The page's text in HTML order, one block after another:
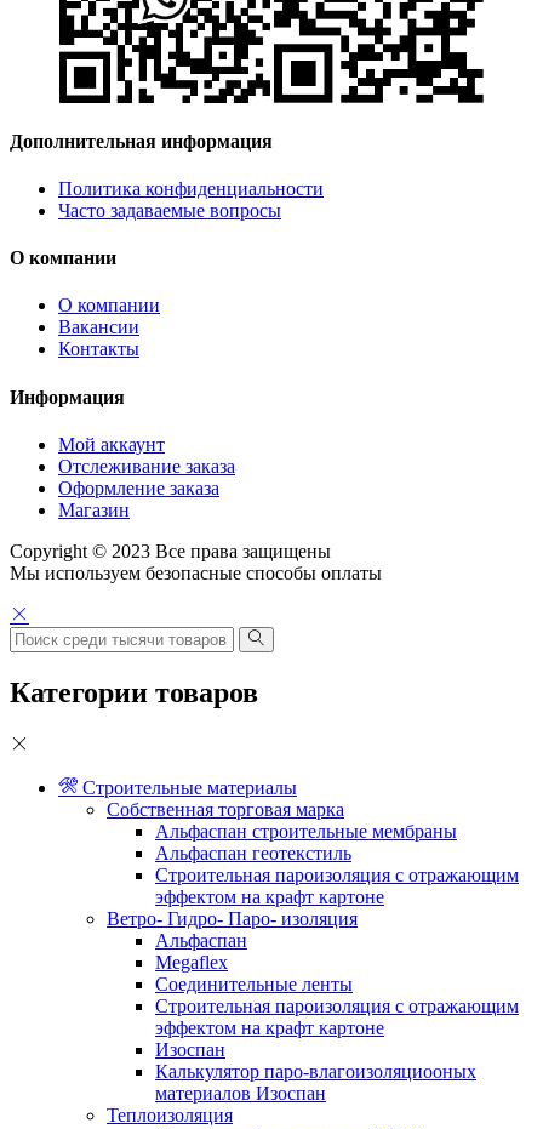
Дополнительная информация
Политика конфиденциальности
Часто задаваемые вопросы
О компании
О компании
Вакансии
Контакты
Информация
Мой аккаунт
Отслеживание заказа
Оформление заказа
Магазин
Copyright © 2023 Все права защищены
Мы используем безопасные способы оплаты
Категории товаров
Строительные материалы
Собственная торговая марка
Альфаспан строительные мембраны
Альфаспан геотекстиль
Строительная пароизоляция с отражающим
эффектом на крафт картоне
Ветро- Гидро- Паро- изоляция
Альфаспан
Megaflex
Соединительные ленты
Строительная пароизоляция с отражающим
эффектом на крафт картоне
Изоспан
Калькулятор паро-влагоизоляциооных
материалов Изоспан
Теплоизоляция